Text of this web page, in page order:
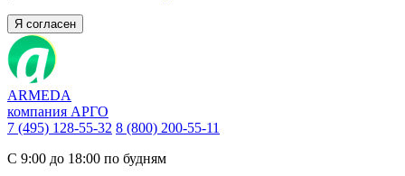
Я согласен
ARMEDA
компания АРГО
7 (495) 128-55-32 8 (800) 200-55-11
С 9:00 до 18:00 по будням